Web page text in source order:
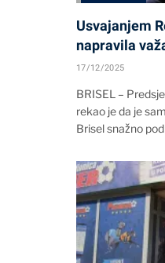
Usvajanjem
napravila
17/12/2025
BRISEL –
rekao je da je
Brisel snažno